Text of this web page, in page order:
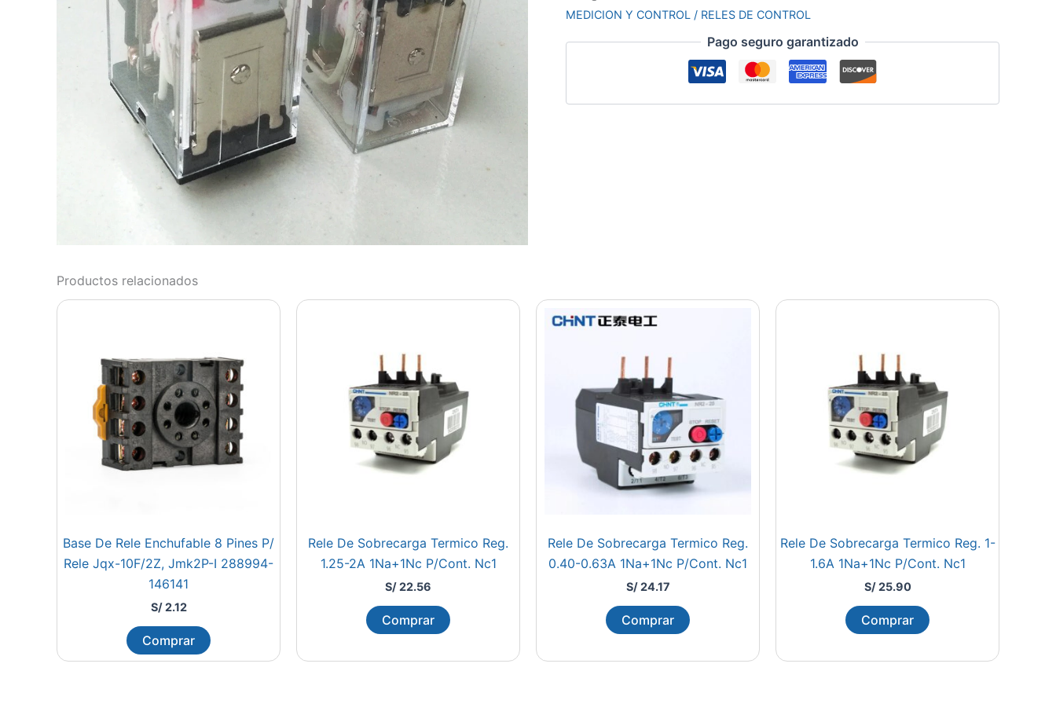
MEDICION Y CONTROL / RELES DE CONTROL
Pago seguro garantizado
Productos relacionados
Base De Rele Enchufable 8 Pines P/
Rele Jqx-10F/2Z, Jmk2P-I 288994-
146141
S/2.12
Comprar
Rele De Sobrecarga Termico Reg.
1.25-2A 1Na+1Nc P/Cont. Nc1
S/22.56
Comprar
Rele De Sobrecarga Termico Reg.
0.40-0.63A 1Na+1Nc P/Cont. Nc1
S/24.17
Comprar
Rele De Sobrecarga Termico Reg. 1-
1.6A 1Na+1Nc P/Cont. Nc1
S/25.90
Comprar